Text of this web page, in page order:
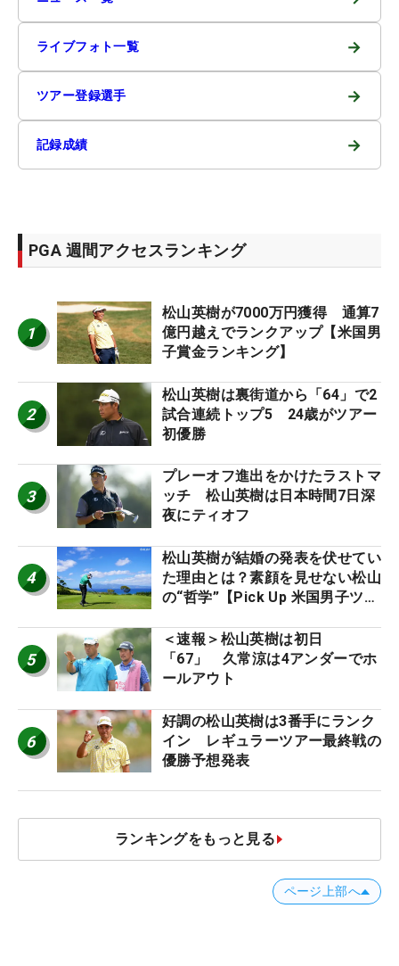
ライブフォト一覧 →
ツアー登録選手 →
記録成績 →
PGA 週間アクセスランキング
1
松山英樹が7000万円獲得 通算7
億円越えでランクアップ【米国男
子賞金ランキング】
2
松山英樹は裏街道から「64」で2
試合連続トップ5 24歳がツアー
初優勝
3
プレーオフ進出をかけたラストマ
ッチ 松山英樹は日本時間7日深
夜にティオフ
4
松山英樹が結婚の発表を伏せてい
た理由とは？素顔を見せない松山
の“哲学”【Pick Up 米国男子ツア
5
＜速報＞松山英樹は初日
「67」 久常涼は4アンダーでホ
ールアウト
6
好調の松山英樹は3番手にランク
イン レギュラーツアー最終戦の
優勝予想発表
ランキングをもっと見る
ページ上部へ